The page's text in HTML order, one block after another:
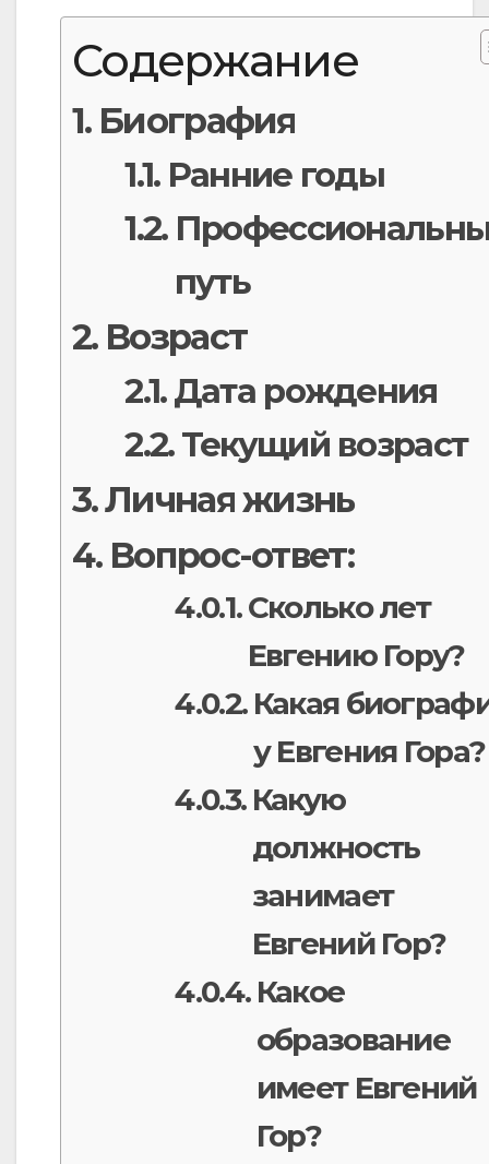
Содержание
Биография
Ранние годы
путь
Возраст
Дата рождения
Текущий возраст
Личная жизнь
Вопрос-ответ:
Сколько лет
Евгению Гору?
Какая
у Евгения Гора?
Какую
должность
занимает
Евгений Гор?
Какое
образование
имеет Евгений
Гор?